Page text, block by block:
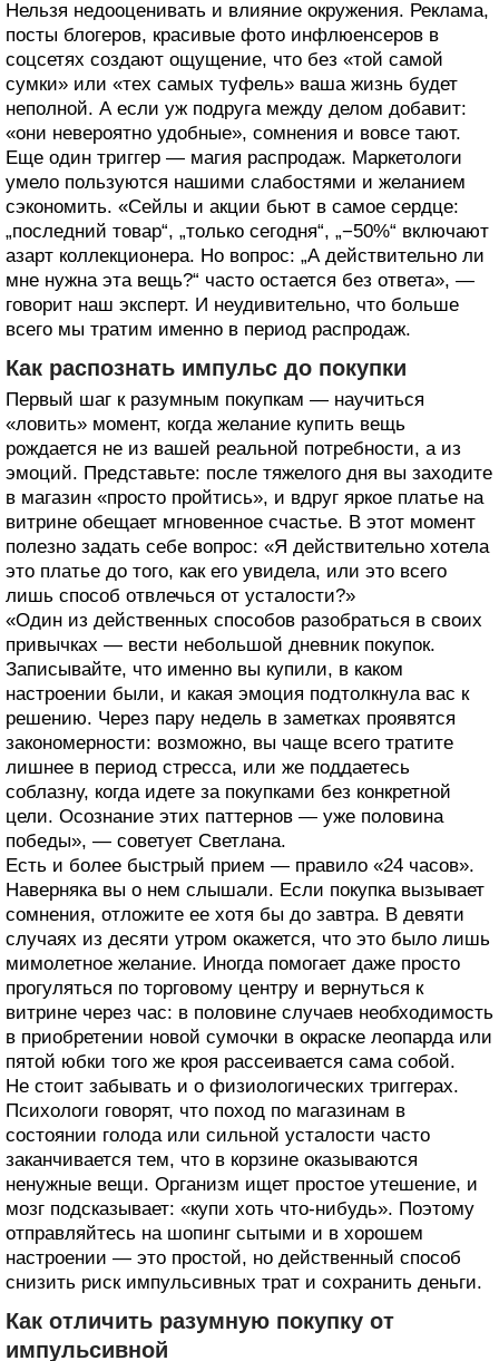
Нельзя недооценивать и влияние окружения. Реклама,
посты блогеров, красивые фото инфлюенсеров в
соцсетях создают ощущение, что без «той самой
сумки» или «тех самых туфель» ваша жизнь будет
неполной. А если уж подруга между делом добавит:
«они невероятно удобные», сомнения и вовсе тают.
Еще один триггер — магия распродаж. Маркетологи
умело пользуются нашими слабостями и желанием
сэкономить. «Сейлы и акции бьют в самое сердце:
„последний товар“, „только сегодня“, „−50%“ включают
азарт коллекционера. Но вопрос: „А действительно ли
мне нужна эта вещь?“ часто остается без ответа», —
говорит наш эксперт. И неудивительно, что больше
всего мы тратим именно в период распродаж.
Как распознать импульс до покупки
Первый шаг к разумным покупкам — научиться
«ловить» момент, когда желание купить вещь
рождается не из вашей реальной потребности, а из
эмоций. Представьте: после тяжелого дня вы заходите
в магазин «просто пройтись», и вдруг яркое платье на
витрине обещает мгновенное счастье. В этот момент
полезно задать себе вопрос: «Я действительно хотела
это платье до того, как его увидела, или это всего
лишь способ отвлечься от усталости?»
«Один из действенных способов разобраться в своих
привычках — вести небольшой дневник покупок.
Записывайте, что именно вы купили, в каком
настроении были, и какая эмоция подтолкнула вас к
решению. Через пару недель в заметках проявятся
закономерности: возможно, вы чаще всего тратите
лишнее в период стресса, или же поддаетесь
соблазну, когда идете за покупками без конкретной
цели. Осознание этих паттернов — уже половина
победы», — советует Светлана.
Есть и более быстрый прием — правило «24 часов».
Наверняка вы о нем слышали. Если покупка вызывает
сомнения, отложите ее хотя бы до завтра. В девяти
случаях из десяти утром окажется, что это было лишь
мимолетное желание. Иногда помогает даже просто
прогуляться по торговому центру и вернуться к
витрине через час: в половине случаев необходимость
в приобретении новой сумочки в окраске леопарда или
пятой юбки того же кроя рассеивается сама собой.
Не стоит забывать и о физиологических триггерах.
Психологи говорят, что поход по магазинам в
состоянии голода или сильной усталости часто
заканчивается тем, что в корзине оказываются
ненужные вещи. Организм ищет простое утешение, и
мозг подсказывает: «купи хоть что-нибудь». Поэтому
отправляйтесь на шопинг сытыми и в хорошем
настроении — это простой, но действенный способ
снизить риск импульсивных трат и сохранить деньги.
Как отличить разумную покупку от
импульсивной